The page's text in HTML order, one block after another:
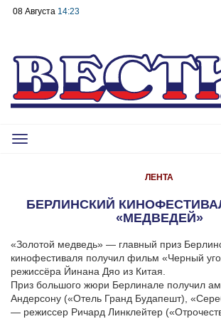
08 Августа 14:23
Toggle
ЛЕНТА
БЕРЛИНСКИЙ
«МЕДВЕДЕЙ»
«Золотой медведь» — главный приз
кинофестиваля получил фильм «Черный
режиссёра Йинана Дяо из Китая.
Приз большого жюри Берлинале получил
Андерсону («Отель Гранд Будапешт),
— режиссер Ричард Линклейтер